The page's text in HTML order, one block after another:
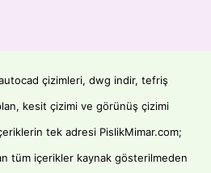
autocad çizimleri, dwg indir, tefriş
kesit çizimi ve görünüş çizimi
tek adresi PislikMimar.com;
tüm içerikler kaynak gösterilmeden